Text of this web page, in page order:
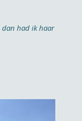
dan had ik haar